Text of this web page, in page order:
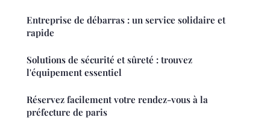
Entreprise de débarras : un service solidaire et
rapide
Solutions de sécurité et sûreté : trouvez
l'équipement essentiel
Réservez facilement votre rendez-vous à la
préfecture de paris